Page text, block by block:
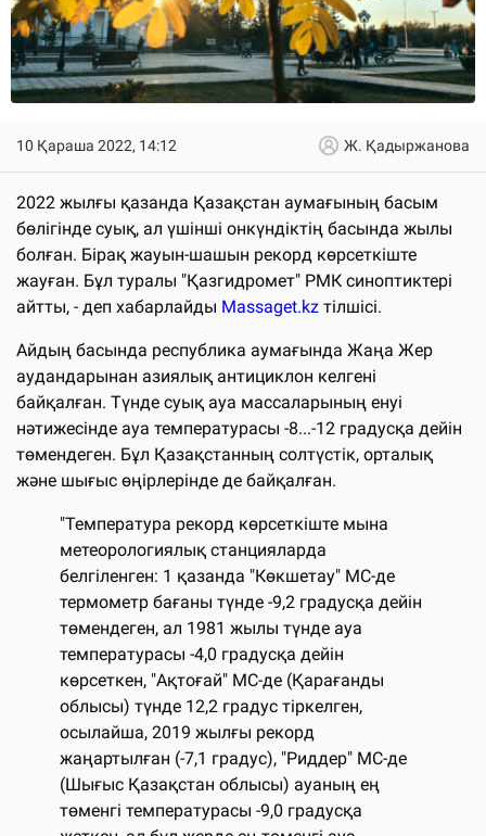
10 Қараша 2022, 14:12 Ж. Қадыржанова
2022 жылғы қазанда Қазақстан аумағының басым
бөлігінде суық, ал үшінші онкүндіктің басында жылы
болған. Бірақ жауын-шашын рекорд көрсеткіште
жауған. Бұл туралы "Қазгидромет" РМК синоптиктері
айтты, - деп хабарлайды Massaget.kz тілшісі.
Айдың басында республика аумағында Жаңа Жер
аудандарынан азиялық антициклон келгені
байқалған. Түнде суық ауа массаларының енуі
нәтижесінде ауа температурасы -8...-12 градусқа дейін
төмендеген. Бұл Қазақстанның солтүстік, орталық
және шығыс өңірлерінде де байқалған.
"Температура рекорд көрсеткіште мына
метеорологиялық станцияларда
белгіленген: 1 қазанда "Көкшетау" МС-де
термометр бағаны түнде -9,2 градусқа дейін
төмендеген, ал 1981 жылы түнде ауа
температурасы -4,0 градусқа дейін
көрсеткен, "Ақтоғай" МС-де (Қарағанды
облысы) түнде 12,2 градус тіркелген,
осылайша, 2019 жылғы рекорд
жаңартылған (-7,1 градус), "Риддер" МС-де
(Шығыс Қазақстан облысы) ауаның ең
төменгі температурасы -9,0 градусқа